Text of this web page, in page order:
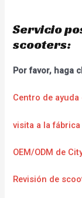
Servicio
scooters:
Por favor, haga
Centro de
visita a la
OEM/ODM de
Revisión de